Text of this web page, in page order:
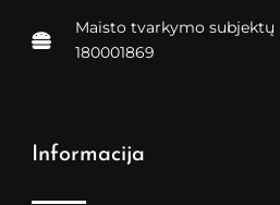
Maisto tvarkymo
180001869
Informacija